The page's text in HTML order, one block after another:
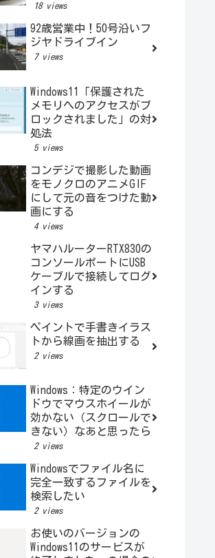
18 views
92歳営業中！50号沿いフ
ジヤドライブイン
7 views
Windows11「保護された
メモリへのアクセスがブ
ロックされました」の対
処法
5 views
コンデジで撮影した動画
をモノクロのアニメGIF
にして元の音をつけた動
画にする
4 views
ヤマハルーターRTX830の
コンソールポートにUSB
ケーブルで接続してログ
インする
3 views
ペイントで手書きイラス
トから線画を抽出する
2 views
Windows：特定のウイン
ドウでマウスホイールが
効かない（スクロールで
きない）なあと思ったら
2 views
Windowsでファイル名に
完全一致するファイルを
検索したい
2 views
お使いのバージョンの
Windows11のサービスが